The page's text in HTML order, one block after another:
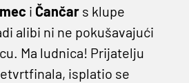
i Čančars klupe
alibi ni ne pokušavajući
Ma ludnica! Prijatelju
isplatio se